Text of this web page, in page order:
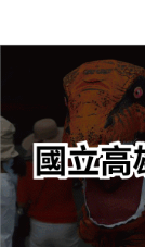
轉
要
內
容